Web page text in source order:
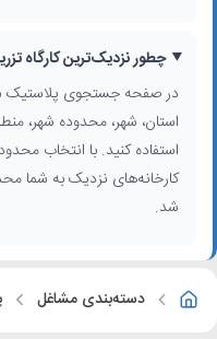
محدوده شهر، منطقه، محله،
کمک می‌کنند کارگاه‌ها و
و زمان حمل‌ونقل را کاهش
بهتری از موقعیت کسب‌وکارها
می‌دهد.
چطور نزدیک‌ترین کارگاه
در صفحه جستجوی پلاستیک
استان، شهر، محدوده شهر،
استفاده کنید. با انتخاب
کارخانه‌های نزدیک به شما
شد.
دسته‌بندی مشاغل